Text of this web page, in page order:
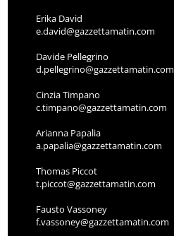
Erika David
e.david@gazzettamatin.com
Davide Pellegrino
d.pellegrino@gazzettamatin.com
Cinzia Timpano
c.timpano@gazzettamatin.com
Arianna Papalia
a.papalia@gazzettamatin.com
Thomas Piccot
t.piccot@gazzettamatin.com
Fausto Vassoney
f.vassoney@gazzettamatin.com